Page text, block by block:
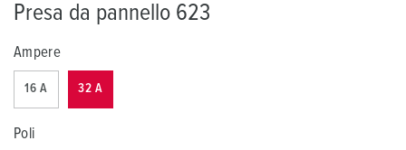
Presa da pannello 623
Ampere
16 A 32 A
Poli